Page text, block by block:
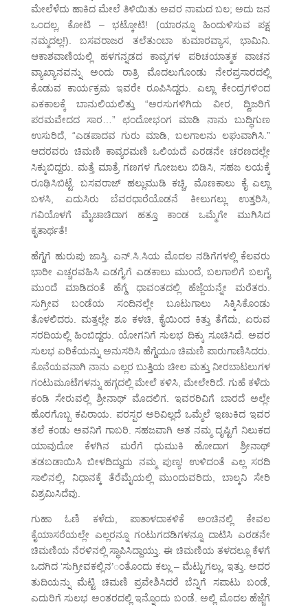
ಮೇಲೆಳೆದು ಹಾಕಿದ ಮೇಲೆ ತಿಳಿಯಿತು ಅವರ ನಾಮದ ಬಲ; ಅದು ಜನ
ಒಂದಲ್ಲ, ಕೋಟಿ – ಭಟ್ಕೋಟಿ! (ಯಾರನ್ನೂ ಹಿಂದುಳಿಸುವ ಪಕ್ಷ
ನಮ್ಮದಲ್ಲ!). ಬಸವರಾಜರ ತಲೆತುಂಬಾ ಕುಮಾರವ್ಯಾಸ, ಭಾಮಿನಿ.
ಆಕಾಶವಾಣಿಯಲ್ಲಿ ಹಳಗನ್ನಡದ ಕಾವ್ಯಗಳ ಪರಿಚಯಾತ್ಮಕ ವಾಚನ
ವ್ಯಾಖ್ಯಾನವನ್ನು ಅಂದು ರಾತ್ರಿ ಮೊದಲುಗೊಂಡು ನೇರಪ್ರಸಾರದಲ್ಲಿ
ಕೊಡುವ ಕಾರ್ಯಕ್ರಮ ಇವರೇ ರೂಪಿಸಿದ್ದರು. ಎಲ್ಲಾ ಕೇಂದ್ರಗಳಿಂದ
ಏಕಕಾಲಕ್ಕೆ ಬಾನುಲಿಯಲಿತ್ತು “ಅರಸುಗಳಿಗಿದು ವೀರ, ದ್ವಿಜರಿಗೆ
ಪರಮವೇದದ ಸಾರ…” ಛಂದೋಭಂಗ ಮಾಡಿ ನಾನು ಬುದ್ಧಿಗುಣ
ಉಸುರಿದೆ, “ಎಡಪಾದವ ಗುರು ಮಾಡಿ, ಬಲಗಾಲನು ಲಘುವಾಗಿಸಿ.”
ಆದರವರು ಚಿಮಣಿ ಕಾವ್ಯರಮಣಿ ಒಲಿಯದೆ ಎರಡನೇ ಚರಣದಲ್ಲೇ
ಸಿಕ್ಕುಬಿದ್ದರು. ಮತ್ತೆ ಮಾತ್ರೆ ಗಣಗಳ ಗೋಜಲು ಬಿಡಿಸಿ, ಸಹಜ ಲಯಕ್ಕೆ
ರೂಢಿಸಿಬಿಟ್ಟೆ. ಬಸವರಾಜ್ ಹಲ್ಲುಮುಡಿ ಕಚ್ಚಿ, ಮೊಣಕಾಲು ಕೈ ಎಲ್ಲಾ
ಬಳಸಿ, ಏದುಸಿರು ಬೆವರಧಾರೆಯೊಡನೆ ಕೀಲುಗಲ್ಲು ಉತ್ತರಿಸಿ,
ಗವಿಯೊಳಗೆ ಮೈಚಾಚಿದಾಗ ಹತ್ತೂ ಕಾಂಡ ಒಮ್ಮೆಗೇ ಮುಗಿಸಿದ
ಕೃತಾರ್ಥತೆ!
ಹೆಗ್ಡೆಗೆ ಹುರುಪು ಜಾಸ್ತಿ. ಎನ್.ಸಿ.ಸಿಯ ಮೊದಲ ನಡಿಗೆಗಳಲ್ಲಿ ಕೆಲವರು
ಭಾರೀ ಎಚ್ಚರವಹಿಸಿ ಎಡಗೈಗೆ ಎಡಕಾಲು ಮುಂದೆ, ಬಲಗಾಲಿಗೆ ಬಲಗೈ
ಮುಂದೆ ಮಾಡಿದಂತೆ ಹೆಗ್ಡೆ ಧಾವಂತದಲ್ಲಿ ಹೆಜ್ಜೆಯನ್ನೇ ಮರೆತರು.
ಸುಗ್ರೀವ ಬಂಡೆಯ ಸಂದಿನಲ್ಲೇ ಬೂಟುಗಾಲು ಸಿಕ್ಕಿಸಿಕೊಂಡು
ತೊಳಲಿದರು. ಮತ್ತಲ್ಲೇ ಶೂ ಕಳಚಿ, ಕೈಯಿಂದ ಕಿತ್ತು ತೆಗೆದು, ಏರುವ
ಸರದಿಯಲ್ಲಿ ಹಿಂಬಿದ್ದರು. ಯೋಗನಿಗೆ ಸುಲಭ ದಿಕ್ಕು ಸೂಚಿಸಿದೆ. ಅವರ
ಸುಲಭ ಏರಿಕೆಯನ್ನು ಅನುಸರಿಸಿ ಹೆಗ್ಡೆಯೂ ಚಿಮಣಿ ಪಾರುಗಾಣಿಸಿದರು.
ಕೊನೆಯವನಾಗಿ ನಾನು ಎಲ್ಲರ ಬುತ್ತಿಯ ಚೀಲ ಮತ್ತು ನೀರಬಾಟಲುಗಳ
ಗಂಟುಮೂಟೆಗಳನ್ನು ಹಗ್ಗದಲ್ಲಿ ಮೇಲೆ ಕಳಿಸಿ, ಮೇಲೇರಿದೆ. ಗುಹೆ ಕಳೆದು
ಕಂಡಿ ಸೇರುವಲ್ಲಿ ಶ್ರೀನಾಥ್ ಮೊದಲಿಗ. ಇವರರಿವಿಗೆ ಬಾರದೆ ಅಲ್ಲೇ
ಹೊರಗೊಬ್ಬ ಕಪಿರಾಯ. ಪರಸ್ಪರ ಅರಿವಿಲ್ಲದೆ ಒಮ್ಮೆಲೆ ಇಣುಕಿದ ಇವರ
ತಲೆ ಕಂಡು ಅವನಿಗೆ ಗಾಬರಿ. ಸಹಜವಾಗಿ ಆತ ನಮ್ಮ ದೃಷ್ಟಿಗೆ ನಿಲುಕದ
ಯಾವುದೋ ಕೆಳಗಿನ ಮರೆಗೆ ಧುಮುಕಿ ಹೋದಾಗ ಶ್ರೀನಾಥ್
ತಡಬಡಾಯಿಸಿ ಬೀಳದಿದ್ದುದು ನಮ್ಮ ಪುಣ್ಯ! ಉಳಿದಂತೆ ಎಲ್ಲ ಸರದಿ
ಸಾಲಿನಲ್ಲಿ, ನಿಧಾನಕ್ಕೆ ತೆರೆಮೈಯಲ್ಲಿ ಮುಂದುವರಿದು, ಬಾಲ್ಕನಿ ಸೇರಿ
ವಿಶ್ರಮಿಸಿದೆವು.
ಗುಹಾ ಓಣಿ ಕಳೆದು, ಪಾತಾಳದಾಕಳಿಕೆ ಅಂಚಿನಲ್ಲಿ ಕೇವಲ
ಕೈಯಾಸರೆಯಲ್ಲೇ ಎಲ್ಲರನ್ನೂ ಗಂಟುಗದಡಿಗಳನ್ನೂ ದಾಟಿಸಿ ಎರಡನೇ
ಚಿಮಣಿಯ ನೆರಳಿನಲ್ಲಿ ಸ್ಥಾಪಿಸಿದ್ದಾಯ್ತು. ಈ ಚಿಮಣಿಯ ತಳದಲ್ಲೂ ಕೆಳಗೆ
ಒದಗಿದ ‘ಸುಗ್ರೀವಕಲ್ಲಿನ’ಂತೊಂದು ಕಲ್ಲು – ಮೆಟ್ಟುಗಲ್ಲು, ಇತ್ತು. ಅದರ
ತುದಿಯನ್ನು ಮೆಟ್ಟಿ ಚಿಮಣಿ ಪ್ರವೇಶಿಸಿದರೆ ಬೆನ್ನಿಗೆ ಸಪಾಟು ಬಂಡೆ,
ಎದುರಿಗೆ ಸುಲಭ ಅಂತರದಲ್ಲಿ ಇನ್ನೊಂದು ಬಂಡೆ. ಅಲ್ಲಿ ಮೊದಲ ಹೆಜ್ಜೆಗೆ